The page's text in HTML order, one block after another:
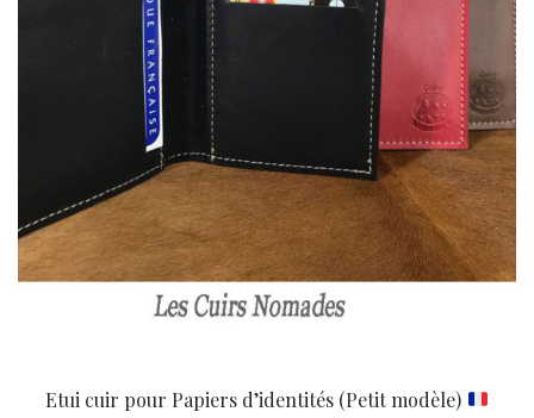
Etui cuir pour Papiers d’identités (Petit modèle)